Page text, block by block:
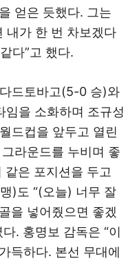
얻은 듯했다. 그는
내가 한 번 차보겠다
다”고 했다.
드토바고(5-0 승)와
임을 소화하며 조규성
드컵을 앞두고 열린
라운드를 누비며 좋
은 포지션을 두고
)도 “(오늘) 너무 잘
을 넣어줬으면 좋겠
. 홍명보 감독은 “이
득하다. 본선 무대에